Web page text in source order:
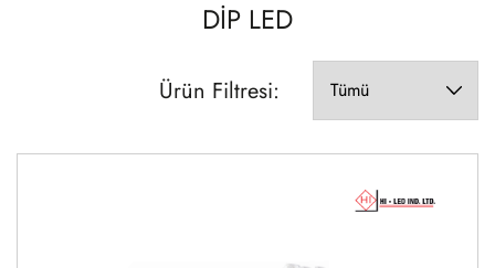
DIP LED
Ürün Filtresi: